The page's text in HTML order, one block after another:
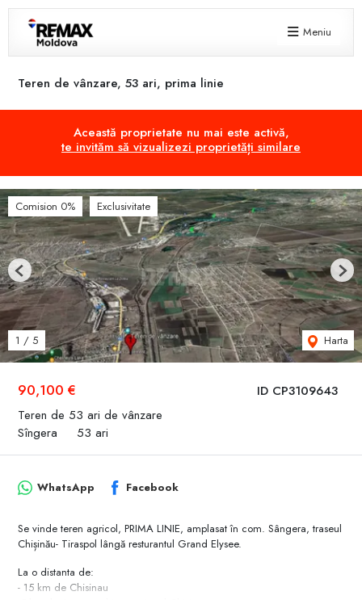
Meniu
Teren de vânzare, 53 ari, prima linie
Această proprietate nu mai este activă,
te invităm să vizualizezi proprietăți similare
ID CP3109643
90,100 €
Teren de 53 ari de vânzare
Sîngera
53 ari
Comision 0% Exclusivitate
1 / 5 Harta
Previous Next
WhatsApp Facebook
Se vinde teren agricol, PRIMA LINIE, amplasat în com. Sângera, traseul
Chișinău- Tiraspol lângă resturantul Grand Elysee.
La o distanta de:
- 15 km de Chisinau